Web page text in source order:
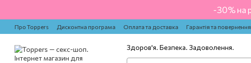
-30% на
Про Toppers Дисконтна програма Оплата та доставка Гарантія та повернення
Здоров'я. Безпека. Задоволення.